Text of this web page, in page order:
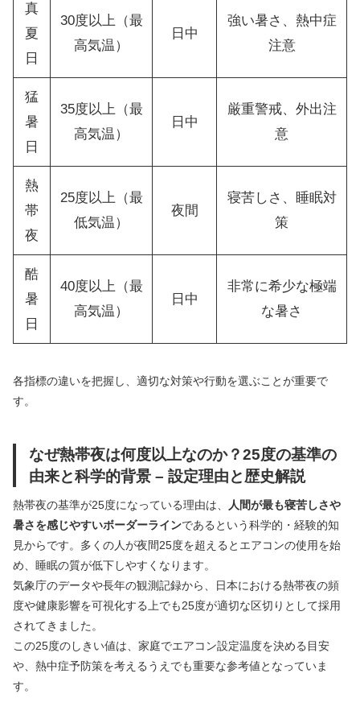
真
夏
日
30度以上（最
高気温）
日中
強い暑さ、熱中症
注意
猛
暑
日
35度以上（最
高気温）
日中
厳重警戒、外出注
意
熱
帯
夜
25度以上（最
低気温）
夜間
寝苦しさ、睡眠対
策
酷
暑
日
40度以上（最
高気温）
日中
非常に希少な極端
な暑さ
各指標の違いを把握し、適切な対策や行動を選ぶことが重要で
す。
なぜ熱帯夜は何度以上なのか？25度の基準の
由来と科学的背景 – 設定理由と歴史解説
熱帯夜の基準が25度になっている理由は、
人間が最も寝苦しさや
暑さを感じやすいボーダーラインであるという科学的・経験的知
見からです。多くの人が夜間25度を超えるとエアコンの使用を始
め、睡眠の質が低下しやすくなります。
気象庁のデータや長年の観測記録から、日本における熱帯夜の頻
度や健康影響を可視化する上でも25度が適切な区切りとして採用
されてきました。
この25度のしきい値は、家庭でエアコン設定温度を決める目安
や、熱中症予防策を考えるうえでも重要な参考値となっていま
す。